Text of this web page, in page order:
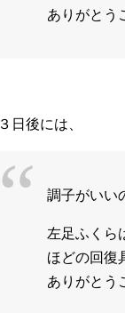
ありがとう
３日後には、
調子がいい
左足ふくら
ほどの回復
ありがとう